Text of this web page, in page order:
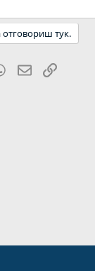
отговориш тук.
WhatsApp
EmailLink